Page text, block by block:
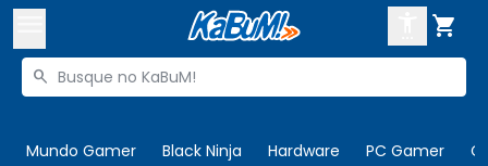

Buscar produtos

Mundo Gamer Black Ninja Hardware PC Gamer